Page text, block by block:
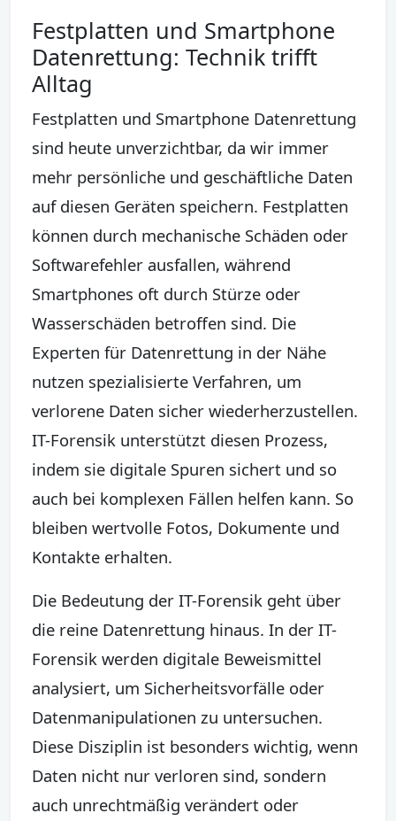
Festplatten und Smartphone
Datenrettung: Technik trifft
Alltag
Festplatten und Smartphone Datenrettung
sind heute unverzichtbar, da wir immer
mehr persönliche und geschäftliche Daten
auf diesen Geräten speichern. Festplatten
können durch mechanische Schäden oder
Softwarefehler ausfallen, während
Smartphones oft durch Stürze oder
Wasserschäden betroffen sind. Die
Experten für Datenrettung in der Nähe
nutzen spezialisierte Verfahren, um
verlorene Daten sicher wiederherzustellen.
IT-Forensik unterstützt diesen Prozess,
indem sie digitale Spuren sichert und so
auch bei komplexen Fällen helfen kann. So
bleiben wertvolle Fotos, Dokumente und
Kontakte erhalten.
Die Bedeutung der IT-Forensik geht über
die reine Datenrettung hinaus. In der IT-
Forensik werden digitale Beweismittel
analysiert, um Sicherheitsvorfälle oder
Datenmanipulationen zu untersuchen.
Diese Disziplin ist besonders wichtig, wenn
Daten nicht nur verloren sind, sondern
auch unrechtmäßig verändert oder